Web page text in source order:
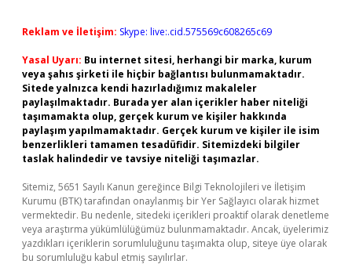
Reklam ve İletişim: Skype: live:.cid.575569c608265c69
Yasal Uyarı: Bu internet sitesi, herhangi bir marka, kurum
veya şahıs şirketi ile hiçbir bağlantısı bulunmamaktadır.
Sitede yalnızca kendi hazırladığımız makaleler
paylaşılmaktadır. Burada yer alan içerikler haber niteliği
taşımamakta olup, gerçek kurum ve kişiler hakkında
paylaşım yapılmamaktadır. Gerçek kurum ve kişiler ile isim
benzerlikleri tamamen tesadüfidir. Sitemizdeki bilgiler
taslak halindedir ve tavsiye niteliği taşımazlar.
Sitemiz, 5651 Sayılı Kanun gereğince Bilgi Teknolojileri ve İletişim
Kurumu (BTK) tarafından onaylanmış bir Yer Sağlayıcı olarak hizmet
vermektedir. Bu nedenle, sitedeki içerikleri proaktif olarak denetleme
veya araştırma yükümlülüğümüz bulunmamaktadır. Ancak, üyelerimiz
yazdıkları içeriklerin sorumluluğunu taşımakta olup, siteye üye olarak
bu sorumluluğu kabul etmiş sayılırlar.